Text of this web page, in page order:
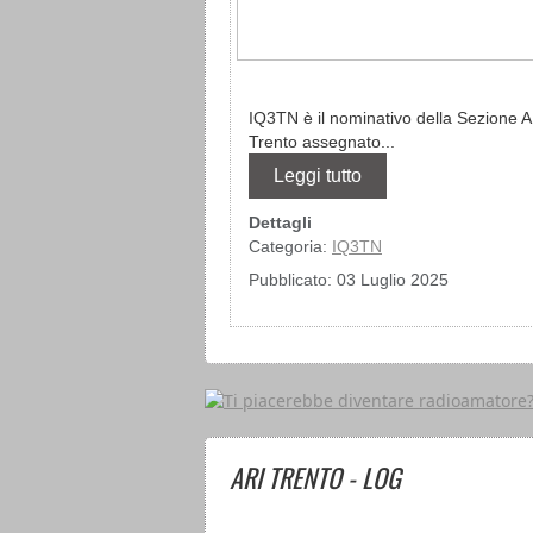
IQ3TN è il nominativo della Sezione
Trento assegnato...
Leggi tutto
Dettagli
Categoria: IQ3TN
Pubblicato: 03 Luglio 2025
ARI TRENTO - LOG